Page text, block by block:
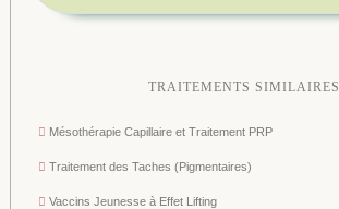
TRAITEMENTS SIMILAIRES
Mésothérapie Capillaire et Traitement PRP
Traitement des Taches (Pigmentaires)
Vaccins Jeunesse à Effet Lifting